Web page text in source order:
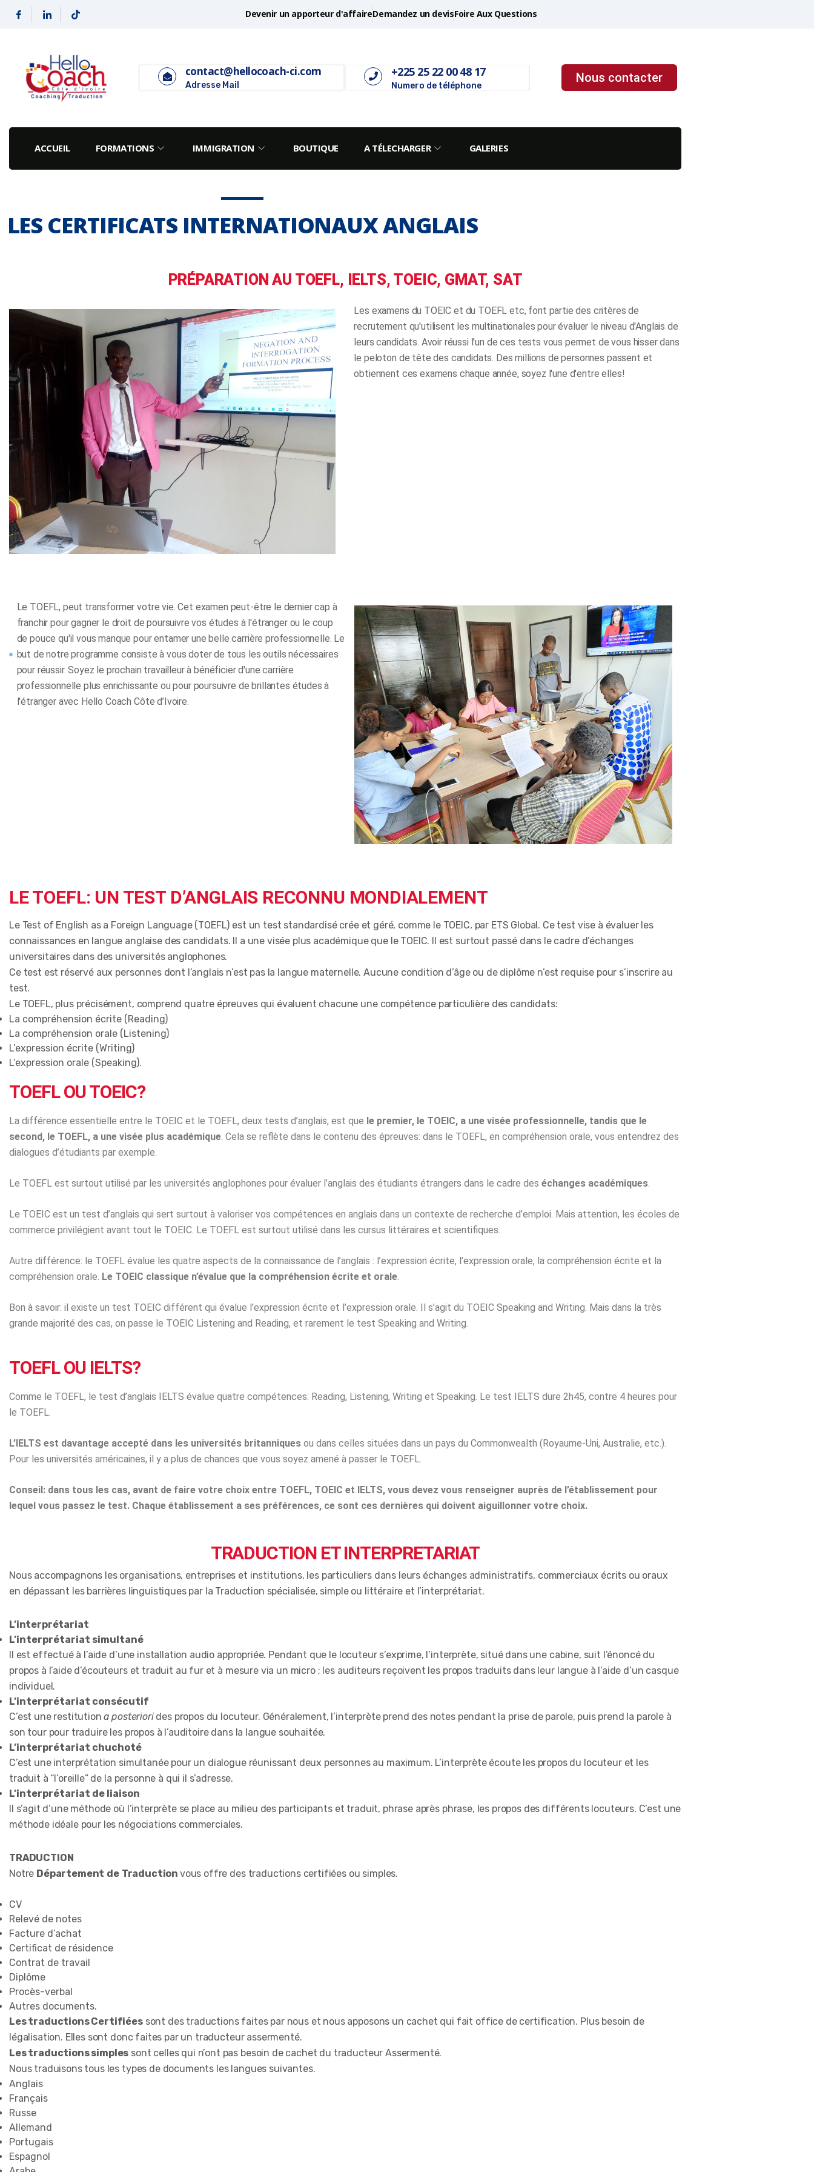
Devenir un apporteur d'affaireDemandez un devisFoire Aux Questions
contact@hellocoach-ci.com
Adresse Mail
+225 25 22 00 48 17
Numero de téléphone
Nous contacter
ACCUEIL FORMATIONS IMMIGRATION BOUTIQUE A TÉLECHARGER GALERIES
LES CERTIFICATS INTERNATIONAUX ANGLAIS
PRÉPARATION AU TOEFL, IELTS, TOEIC, GMAT, SAT
Les examens du TOEIC et du TOEFL etc, font partie des critères de
recrutement qu'utilisent les multinationales pour évaluer le niveau d'Anglais de
leurs candidats. Avoir réussi l'un de ces tests vous permet de vous hisser dans
le peloton de tête des candidats. Des millions de personnes passent et
obtiennent ces examens chaque année, soyez l'une d'entre elles!
Le TOEFL, peut transformer votre vie. Cet examen peut-être le dernier cap à
franchir pour gagner le droit de poursuivre vos études à l'étranger ou le coup
de pouce qu'il vous manque pour entamer une belle carrière professionnelle. Le
but de notre programme consiste à vous doter de tous les outils nécessaires
pour réussir. Soyez le prochain travailleur à bénéficier d'une carrière
professionnelle plus enrichissante ou pour poursuivre de brillantes études à
l'étranger avec Hello Coach Côte d’Ivoire.
LE TOEFL: UN TEST D’ANGLAIS RECONNU MONDIALEMENT
Le Test of English as a Foreign Language (TOEFL) est un test standardisé crée et géré, comme le TOEIC, par ETS Global. Ce test vise à évaluer les
connaissances en langue anglaise des candidats. Il a une visée plus académique que le TOEIC. Il est surtout passé dans le cadre d’échanges
universitaires dans des universités anglophones.
Ce test est réservé aux personnes dont l’anglais n’est pas la langue maternelle. Aucune condition d’âge ou de diplôme n’est requise pour s’inscrire au
test.
Le TOEFL, plus précisément, comprend quatre épreuves qui évaluent chacune une compétence particulière des candidats:
La compréhension écrite (Reading)
La compréhension orale (Listening)
L’expression écrite (Writing)
L’expression orale (Speaking).
TOEFL OU TOEIC?
La différence essentielle entre le TOEIC et le TOEFL, deux tests d’anglais, est que le premier, le TOEIC, a une visée professionnelle, tandis que le
second, le TOEFL, a une visée plus académique. Cela se reflète dans le contenu des épreuves: dans le TOEFL, en compréhension orale, vous entendrez des
dialogues d’étudiants par exemple.
Le TOEFL est surtout utilisé par les universités anglophones pour évaluer l’anglais des étudiants étrangers dans le cadre des échanges académiques.
Le TOEIC est un test d’anglais qui sert surtout à valoriser vos compétences en anglais dans un contexte de recherche d’emploi. Mais attention, les écoles de
commerce privilégient avant tout le TOEIC. Le TOEFL est surtout utilisé dans les cursus littéraires et scientifiques.
Autre différence: le TOEFL évalue les quatre aspects de la connaissance de l’anglais : l’expression écrite, l’expression orale, la compréhension écrite et la
compréhension orale. Le TOEIC classique n’évalue que la compréhension écrite et orale.
Bon à savoir: il existe un test TOEIC différent qui évalue l’expression écrite et l’expression orale. Il s’agit du TOEIC Speaking and Writing. Mais dans la très
grande majorité des cas, on passe le TOEIC Listening and Reading, et rarement le test Speaking and Writing.
TOEFL OU IELTS?
Comme le TOEFL, le test d’anglais IELTS évalue quatre compétences: Reading, Listening, Writing et Speaking. Le test IELTS dure 2h45, contre 4 heures pour
le TOEFL.
L’IELTS est davantage accepté dans les universités britanniques ou dans celles situées dans un pays du Commonwealth (Royaume-Uni, Australie, etc.).
Pour les universités américaines, il y a plus de chances que vous soyez amené à passer le TOEFL.
Conseil: dans tous les cas, avant de faire votre choix entre TOEFL, TOEIC et IELTS, vous devez vous renseigner auprès de l’établissement pour
lequel vous passez le test. Chaque établissement a ses préférences, ce sont ces dernières qui doivent aiguillonner votre choix.
TRADUCTION ET INTERPRETARIAT
Nous accompagnons les organisations, entreprises et institutions, les particuliers dans leurs échanges administratifs, commerciaux écrits ou oraux
en dépassant les barrières linguistiques par la Traduction spécialisée, simple ou littéraire et l’interprétariat.
L’interprétariat
L’interprétariat simultané
Il est effectué à l’aide d’une installation audio appropriée. Pendant que le locuteur s’exprime, l’interprète, situé dans une cabine, suit l’énoncé du
propos à l’aide d’écouteurs et traduit au fur et à mesure via un micro ; les auditeurs reçoivent les propos traduits dans leur langue à l’aide d’un casque
individuel.
L’interprétariat consécutif
C’est une restitutiona posteriorides propos du locuteur. Généralement, l’interprète prend des notes pendant la prise de parole, puis prend la parole à
son tour pour traduire les propos à l’auditoire dans la langue souhaitée.
L’interprétariat chuchoté
C’est une interprétation simultanée pour un dialogue réunissant deux personnes au maximum. L’interprète écoute les propos du locuteur et les
traduit à “l’oreille” de la personne à qui il s’adresse.
L’interprétariat de liaison
Il s’agit d’une méthode où l’interprète se place au milieu des participants et traduit, phrase après phrase, les propos des différents locuteurs. C’est une
méthode idéale pour les négociations commerciales.
TRADUCTION
Notre Département de Traduction vous offre des traductions certifiées ou simples.
CV
Relevé de notes
Facture d’achat
Certificat de résidence
Contrat de travail
Diplôme
Procès-verbal
Autres documents.
Les traductions Certifiéessont des traductions faites par nous et nous apposons un cachet qui fait office de certification. Plus besoin de
légalisation. Elles sont donc faites par un traducteur assermenté.
Les traductions simples sont celles qui n’ont pas besoin de cachet du traducteur Assermenté.
Nous traduisons tous les types de documents les langues suivantes.
Anglais
Français
Russe
Allemand
Portugais
Espagnol